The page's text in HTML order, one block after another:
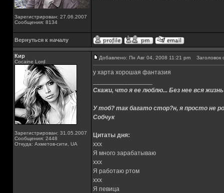
Зарегистрирован: 27.06.2007
Сообщения: 8134
Вернуться к началу
Кир
Cocaine Lord
Зарегистрирован: 31.05.2007
Сообщения: 2448
Откуда: Ахметов-сити, UA
Добавлено: Пн Авг 04, 2008 11:21 pm Заголовок
у харта хорошая фантазия
Скажи, что я ее люблю... Без нее вся
У тоб? так багато стор?н, я просто не
Собчук
Цитаты дня:
xxx
Я много зарабатываю
xxx
Я работаю ртом
xxx
Я певица